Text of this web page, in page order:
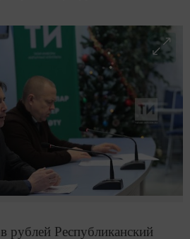
рублей Республиканский